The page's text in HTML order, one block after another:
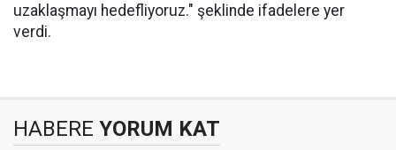
uzaklaşmayı hedefliyoruz." şeklinde ifadelere yer
verdi.
HABERE YORUM KAT